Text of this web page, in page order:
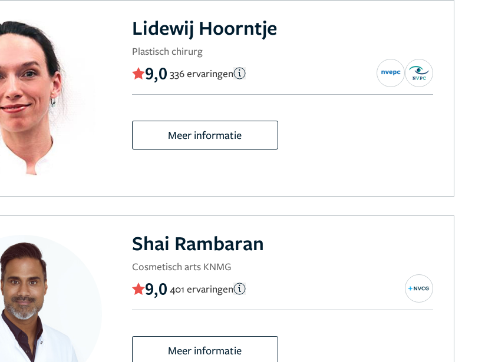
Lidewij Hoorntje
Plastisch chirurg
9,0 336 ervaringen
Meer informatie
Shai Rambaran
Cosmetisch arts KNMG
9,0 401 ervaringen
Meer informatie